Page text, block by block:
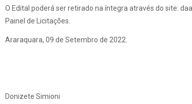
O Edital poderá ser retirado na íntegra através do site:
Painel de Licitações.
Araraquara, 09 de Setembro de 2022.
Donizete Simioni